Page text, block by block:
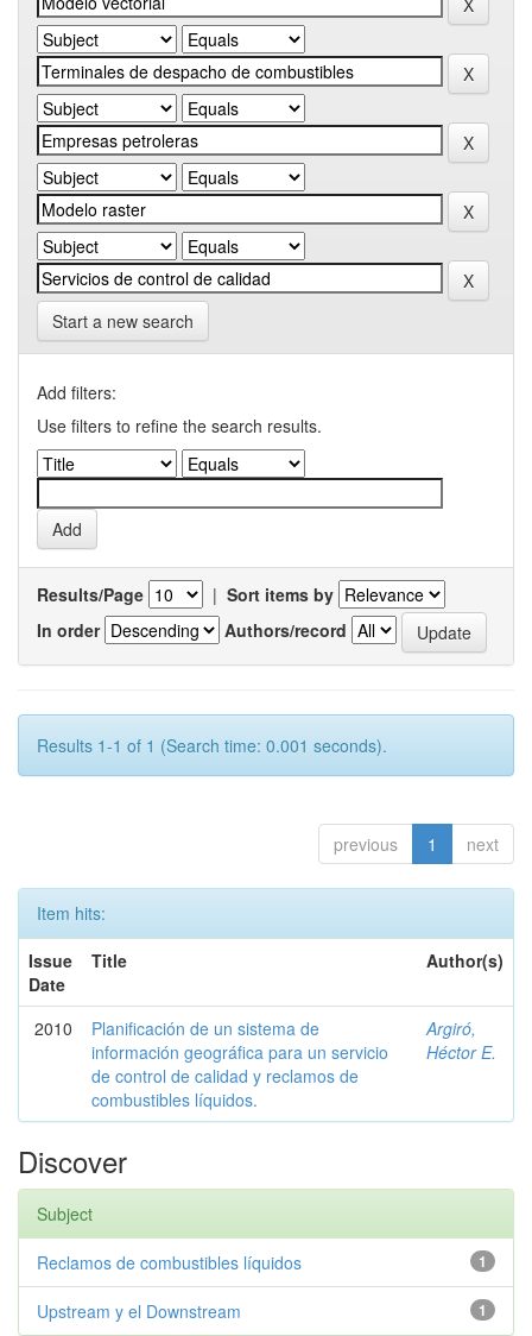
Start a new search
Add filters:
Use filters to refine the search results.
Results/Page | Sort items by
In order
Authors/record
Results 1-1 of 1 (Search time: 0.001 seconds).
previous 1 next
Item hits:
Issue
Date
Title Author(s)
2010
Planificación de un sistema de
información geográfica para un servicio
de control de calidad y reclamos de
combustibles líquidos.
Argiró,
Héctor E.
Discover
Subject
1
Reclamos de combustibles líquidos
1
Upstream y el Downstream